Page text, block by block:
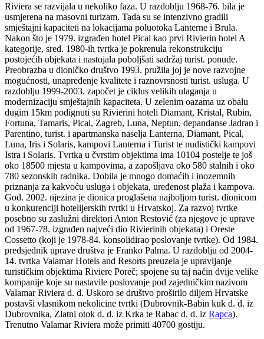
Riviera se razvijala u nekoliko faza. U razdoblju 1968-76. bila je
usmjerena na masovni turizam. Tada su se intenzivno gradili
smještajni kapaciteti na lokacijama poluotoka Lanterne i Brula.
Nakon što je 1979. izgrađen hotel Pical kao prvi Rivierin hotel A
kategorije, sred. 1980-ih tvrtka je pokrenula rekonstrukciju
postojećih objekata i nastojala poboljšati sadržaj turist. ponude.
Preobrazba u dioničko društvo 1993. pružila joj je nove razvojne
mogućnosti, unapređenje kvalitete i raznovrsnosti turist. usluga. U
razdoblju 1999-2003. započet je ciklus velikih ulaganja u
modernizaciju smještajnih kapaciteta. U zelenim oazama uz obalu
dugim 15km podignuti su Rivierini hoteli Diamant, Kristal, Rubin,
Fortuna, Tamaris, Pical, Zagreb, Luna, Neptun, depandanse Jadran i
Parentino, turist. i apartmanska naselja Lanterna, Diamant, Pical,
Luna, Iris i Solaris, kampovi Lanterna i Turist te nudistički kampovi
Istra i Solaris. Tvrtka u čvrstim objektima ima 10104 postelje te još
oko 18500 mjesta u kampovima, a zapošljava oko 580 stalnih i oko
780 sezonskih radnika. Dobila je mnogo domaćih i inozemnih
priznanja za kakvoću usluga i objekata, uređenost plaža i kampova.
God. 2002. njezina je dionica proglašena najboljom turist. dionicom
u konkurenciji hotelijerskih tvrtki u Hrvatskoj. Za razvoj tvrtke
posebno su zaslužni direktori Anton Restović (za njegove je uprave
od 1967-78. izgrađen najveći dio Rivierinih objekata) i Oreste
Cossetto (koji je 1978-84. konsolidirao poslovanje tvrtke). Od 1984.
predsjednik uprave društva je Franko Palma. U razdoblju od 2004-
14. tvrtka Valamar Hotels and Resorts preuzela je upravljanje
turističkim objektima Riviere Poreč; spojene su taj način dvije velike
kompanije koje su nastavile poslovanje pod zajedničkim nazivom
Valamar Riviera d. d. Uskoro se društvo proširilo diljem Hrvatske
postavši vlasnikom nekolicine tvrtki (Dubrovnik-Babin kuk d. d. iz
Dubrovnika, Zlatni otok d. d. iz Krka te Rabac d. d. iz Rapca).
Trenutno Valamar Riviera može primiti 40700 gostiju.